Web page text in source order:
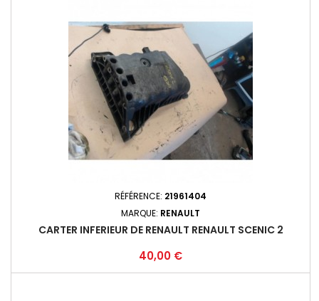
RÉFÉRENCE: 21961404
MARQUE: RENAULT
CARTER INFERIEUR DE RENAULT RENAULT SCENIC 2
Prix
40,00 €